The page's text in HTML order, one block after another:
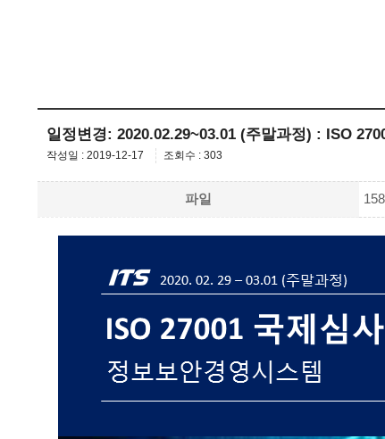
일정변경: 2020.02.29~03.01 (주말과정) : ISO
작성일 : 2019-12-17 조회수 : 303
파일